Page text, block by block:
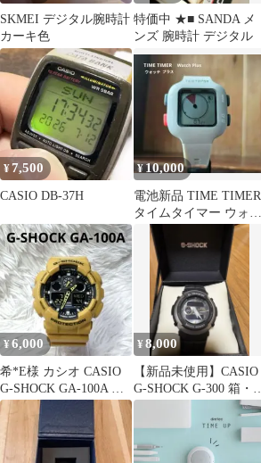
SKMEI デジタル腕時計
カーキ色
特価中 ★■ SANDA メ
ンズ 腕時計 デジタル
¥7,500
CASIO DB-37H
¥10,000
電池新品 TIME TIMER
タイムタイマー ウォッ
チ プラス グレー 腕時
¥6,000
希*E様 カシオ CASIO
G-SHOCK GA-100A イ
エロー 稼働品
¥8,000
【新品未使用】CASIO
G-SHOCK G-300 箱・説
明書付 生産終了品